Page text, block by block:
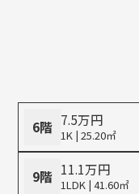
6階 7.5万円
1K | 25.20㎡
9階 11.1万円
1LDK | 41.60㎡